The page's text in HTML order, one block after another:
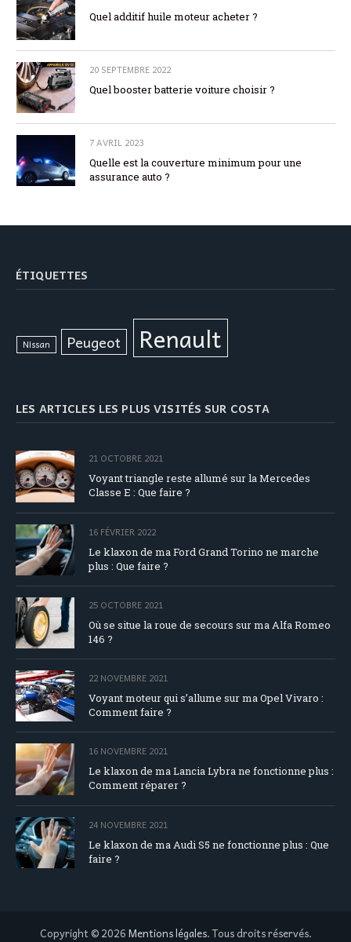
Quel additif huile moteur acheter ?
20 SEPTEMBRE 2022
Quel booster batterie voiture choisir ?
7 AVRIL 2023
Quelle est la couverture minimum pour une
assurance auto ?
ÉTIQUETTES
Nissan Peugeot Renault
LES ARTICLES LES PLUS VISITÉS SUR COSTA
21 OCTOBRE 2021
Voyant triangle reste allumé sur la Mercedes
Classe E : Que faire ?
16 FÉVRIER 2022
Le klaxon de ma Ford Grand Torino ne marche
plus : Que faire ?
25 OCTOBRE 2021
Où se situe la roue de secours sur ma Alfa Romeo
146 ?
22 NOVEMBRE 2021
Voyant moteur qui s’allume sur ma Opel Vivaro :
Comment faire ?
16 NOVEMBRE 2021
Le klaxon de ma Lancia Lybra ne fonctionne plus :
Comment réparer ?
24 NOVEMBRE 2021
Le klaxon de ma Audi S5 ne fonctionne plus : Que
faire ?
Copyright © 2026Mentions légales. Tous droits réservés.